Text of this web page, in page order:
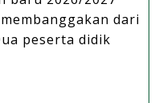
Dua
dari
peserta didik